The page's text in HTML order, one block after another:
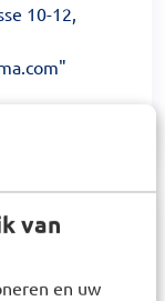
van
en uw
10-12,
ALUMINUM